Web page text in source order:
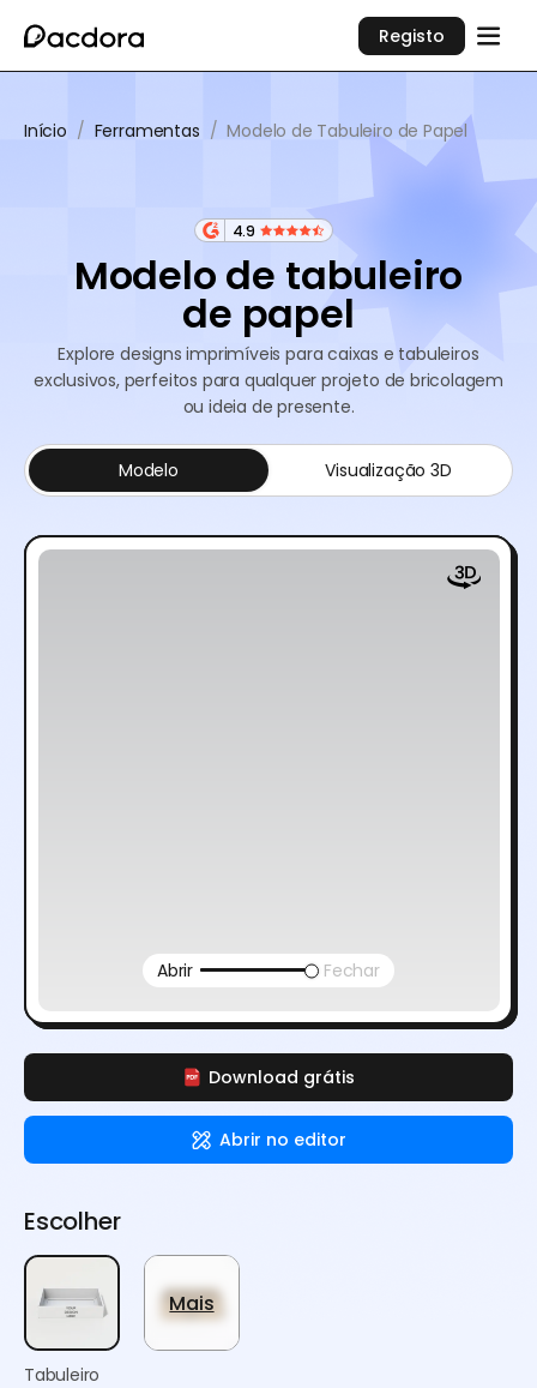
Registo
Início / Ferramentas / Modelo de Tabuleiro de Papel
4.9
Modelo de tabuleiro
de papel
Explore designs imprimíveis para caixas e tabuleiros
exclusivos, perfeitos para qualquer projeto de bricolagem
ou ideia de presente.
Download grátis
Abrir no editor
Modelo Visualização 3D
Abrir Fechar
Escolher
Tabuleiro
Mais